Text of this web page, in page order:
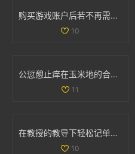
购买游戏账户后若不再需要，是否可以申请退款
10
公愆憩止痒在玉米地的合法性解析与相关问题探讨
11
在教授的教导下轻松记单词的趣味电影推荐
10